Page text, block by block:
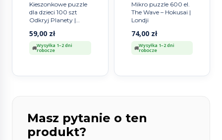
Kieszonkowe puzzle
dla dzieci 100 szt
Odkryj Planety |
59,00 zł
Wysyłka 1–2 dni
robocze
Mikro puzzle 600 el.
The Wave – Hokusai |
Londji
74,00 zł
Wysyłka 1–2 dni
robocze
Masz pytanie o ten
produkt?